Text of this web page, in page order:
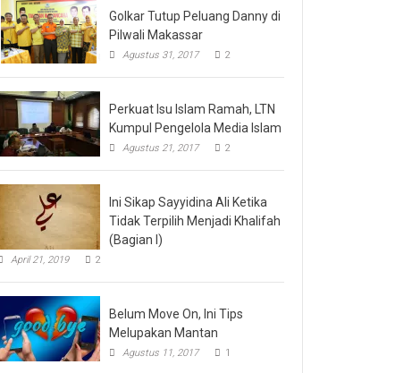
Golkar Tutup Peluang Danny di
Pilwali Makassar
Agustus 31, 2017 2
Perkuat Isu Islam Ramah, LTN
Kumpul Pengelola Media Islam
Agustus 21, 2017 2
Ini Sikap Sayyidina Ali Ketika
Tidak Terpilih Menjadi Khalifah
(Bagian I)
April 21, 2019 2
Belum Move On, Ini Tips
Melupakan Mantan
Agustus 11, 2017 1